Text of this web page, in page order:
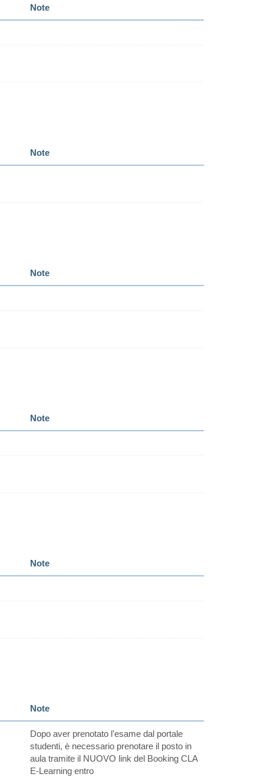
Note
Note
Note
Note
Note
Note
Dopo aver prenotato l'esame dal portale
studenti, è necessario prenotare il posto in
aula tramite il NUOVO link del Booking CLA
E-Learning entro